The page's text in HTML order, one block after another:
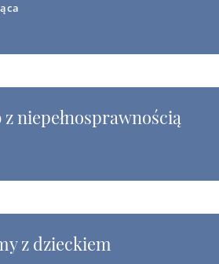
niepełnosprawnością
z dzieckiem